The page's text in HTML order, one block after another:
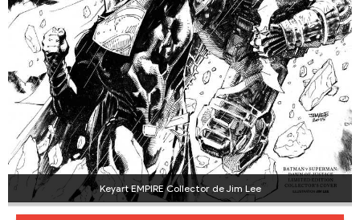
Keyart EMPIRE Collector de Jim Lee